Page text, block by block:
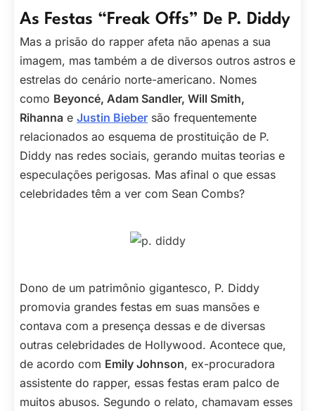
As Festas “Freak Offs” De P. Diddy
Mas a prisão do rapper afeta não apenas a sua
imagem, mas também a de diversos outros astros e
estrelas do cenário norte-americano. Nomes
como Beyoncé, Adam Sandler, Will Smith,
Rihanna e Justin Bieber são frequentemente
relacionados ao esquema de prostituição de P.
Diddy nas redes sociais, gerando muitas teorias e
especulações perigosas. Mas afinal o que essas
celebridades têm a ver com Sean Combs?
Dono de um patrimônio gigantesco, P. Diddy
promovia grandes festas em suas mansões e
contava com a presença dessas e de diversas
outras celebridades de Hollywood. Acontece que,
de acordo com Emily Johnson, ex-procuradora
assistente do rapper, essas festas eram palco de
muitos abusos. Segundo o relato, chamavam esses